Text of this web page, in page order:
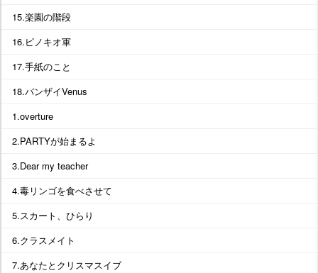
15.楽園の階段
16.ピノキオ軍
17.手紙のこと
18.バンザイVenus
1.overture
2.PARTYが始まるよ
3.Dear my teacher
4.毒リンゴを食べさせて
5.スカート、ひらり
6.クラスメイト
7.あなたとクリスマスイブ